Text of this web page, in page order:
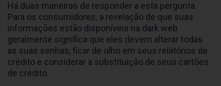
Há duas maneiras de responder a esta pergunta.
Para os consumidores, a revelação de que suas
informações estão disponíveis na dark web
geralmente significa que eles devem alterar todas
as suas senhas, ficar de olho em seus relatórios de
crédito e considerar a substituição de seus cartões
de crédito.